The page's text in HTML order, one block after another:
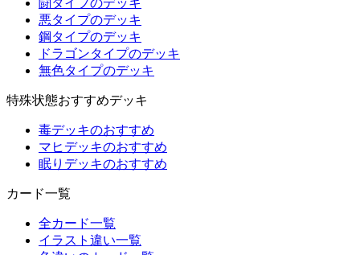
闘タイプのデッキ
悪タイプのデッキ
鋼タイプのデッキ
ドラゴンタイプのデッキ
無色タイプのデッキ
特殊状態おすすめデッキ
毒デッキのおすすめ
マヒデッキのおすすめ
眠りデッキのおすすめ
カード一覧
全カード一覧
イラスト違い一覧